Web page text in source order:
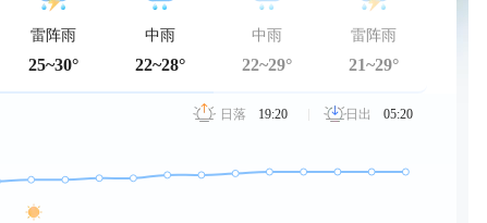
雷阵雨
25~30°
中雨
22~28°
中雨
22~29°
雷阵雨
21~29°
日落 19:20 日出 05:20